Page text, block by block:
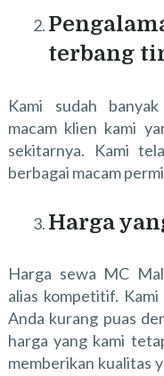
terbang
Kami sudah
macam klien kami
sekitarnya. Kami
berbagai macam
Harga
Harga sewa MC
alias kompetitif.
Anda kurang puas
harga yang kami
memberikan kualitas